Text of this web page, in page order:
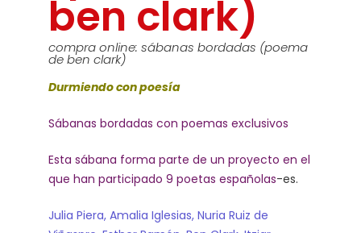
ben clark)
compra online: sábanas bordadas (poema
de ben clark)
Durmiendo con poesía
Sábanas bordadas con poemas exclusivos
Esta sábana forma parte de un proyecto en el
que han participado 9 poetas españolas-es.
Julia Piera, Amalia Iglesias, Nuria Ruiz de